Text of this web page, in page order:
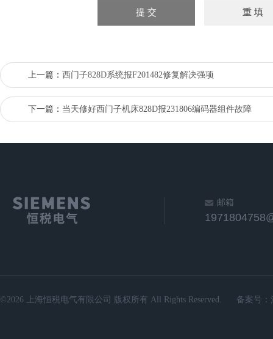
上一篇： 西门子828D系统报F201482修复解决强项
下一篇： 当天修好西门子机床828D报231806编码器组件故障
邮箱
©2026 上海恒税电气有限公司 版权所有 All Rights Reserved. 备案号：